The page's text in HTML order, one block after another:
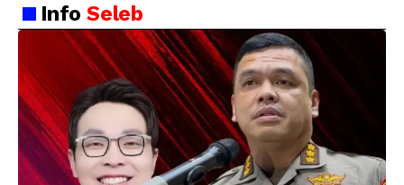
Membaik
InfoSeleb